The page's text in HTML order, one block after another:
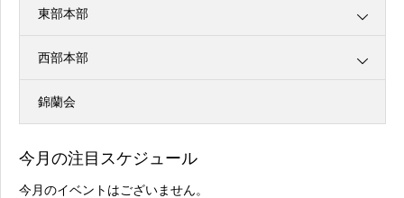
東部本部
西部本部
錦蘭会
今月の注目スケジュール
今月のイベントはございません。